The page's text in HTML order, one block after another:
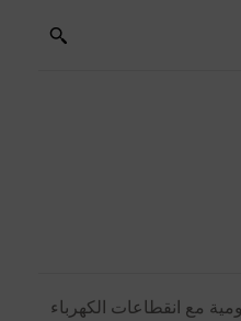
مع انقطاعات الكهرباء